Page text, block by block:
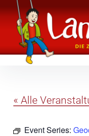
Inhalte
überspringen
Landknirpse
« Alle
Event Series: